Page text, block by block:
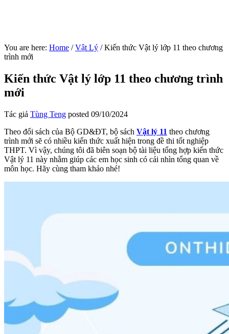
You are here: Home / Vật Lý /Kiến thức Vật lý lớp 11 theo chương
trình mới
Kiến thức Vật lý lớp 11 theo chương trình
mới
Tác giả Tùng Teng posted 09/10/2024
Theo đổi sách của Bộ GD&ĐT, bộ sách Vật lý 11 theo chương
trình mới sẽ có nhiều kiến thức xuất hiện trong đề thi tốt nghiệp
THPT. Vì vậy, chúng tôi đã biên soạn bộ tài liệu tổng hợp kiến thức
Vật lý 11 này nhằm giúp các em học sinh có cái nhìn tổng quan về
môn học. Hãy cùng tham khảo nhé!